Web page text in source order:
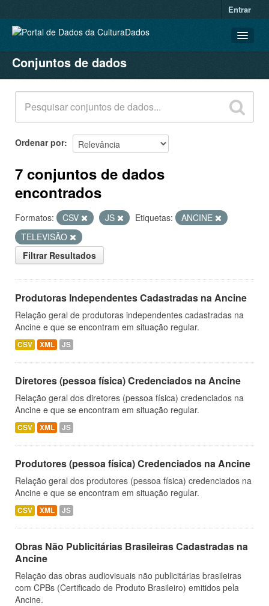
Entrar
CONJUNTOS DE DADOS
ORGANIZAÇÕES
GRUPOS
SOBRE
Conjuntos de dados
Ordenar por
7 conjuntos de dados
encontrados
Formatos: CSV JS Etiquetas:
ANCINE
TELEVISÃO
Filtrar Resultados
Produtoras Independentes Cadastradas na Ancine
Relação geral de produtoras independentes cadastradas na
Ancine e que se encontram em situação regular.
CSV XML JS
Diretores (pessoa física) Credenciados na Ancine
Relação geral dos diretores (pessoa física) credenciados na
Ancine e que se encontram em situação regular.
CSV XML JS
Produtores (pessoa física) Credenciados na Ancine
Relação geral dos produtores (pessoa física) credenciados na
Ancine e que se encontram em situação regular.
CSV XML JS
Obras Não Publicitárias Brasileiras Cadastradas na
Ancine
Relação das obras audiovisuais não publicitárias brasileiras
com CPBs (Certificado de Produto Brasileiro) emitidos pela
Ancine.